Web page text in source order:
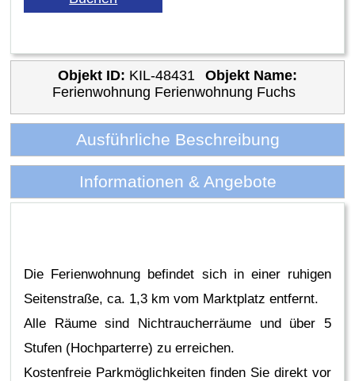
Objekt ID: KIL-48431
Objekt Name:
Ferienwohnung Ferienwohnung Fuchs
Ausführliche Beschreibung
Informationen & Angebote
Die Ferienwohnung befindet sich in einer ruhigen
Seitenstraße, ca. 1,3 km vom Marktplatz entfernt.
Alle Räume sind Nichtraucherräume und über 5
Stufen (Hochparterre) zu erreichen.
Kostenfreie Parkmöglichkeiten finden Sie direkt vor